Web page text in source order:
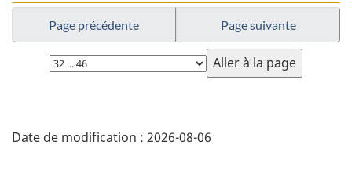
n
l
Page précédente Page suivante
Choisissez
la
é
Date de modification : 2026-08-06